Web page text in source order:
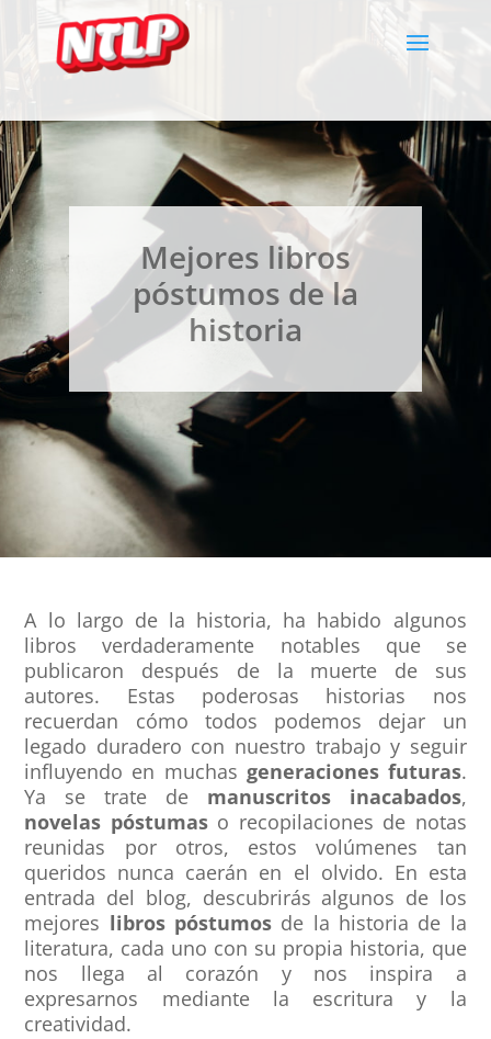
Mejores libros
póstumos de la
historia
A lo largo de la historia, ha habido algunos
libros verdaderamente notables que se
publicaron después de la muerte de sus
autores. Estas poderosas historias nos
recuerdan cómo todos podemos dejar un
legado duradero con nuestro trabajo y seguir
influyendo en muchas generaciones futuras.
Ya se trate de manuscritos inacabados,
novelas póstumaso recopilaciones de notas
reunidas por otros, estos volúmenes tan
queridos nunca caerán en el olvido. En esta
entrada del blog, descubrirás algunos de los
mejores libros póstumos de la historia de la
literatura, cada uno con su propia historia, que
nos llega al corazón y nos inspira a
expresarnos mediante la escritura y la
creatividad.